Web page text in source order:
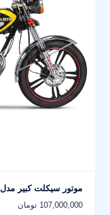
موتور سیکلت کبیر مدل KM125 سال 1404
107,000,000 تومان